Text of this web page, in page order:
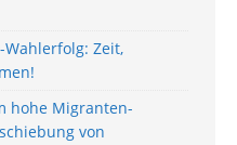
Zeit,
hohe Migranten-
von